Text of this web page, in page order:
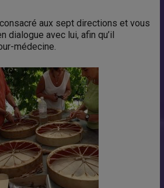
aux sept directions et vous
dialogue avec lui, afin qu’il
médecine.